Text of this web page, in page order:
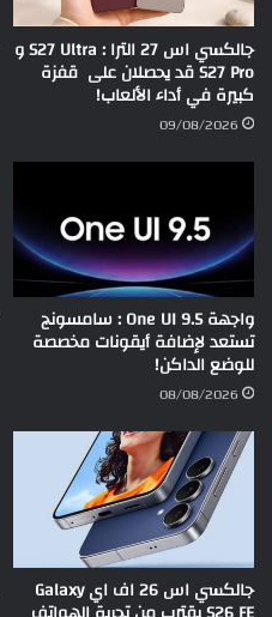
جالكسي اس 27 الترا : S27 Ultra و
S27 Pro قد يحصلان على قفزة
كبيرة في أداء الألعاب!
09/08/2026
واجهة One UI 9.5 : سامسونج
تستعد لإضافة أيقونات مخصصة
للوضع الداكن!
08/08/2026
جالكسي اس 26 اف اي Galaxy